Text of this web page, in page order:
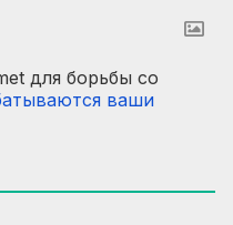
для борьбы со
ваши